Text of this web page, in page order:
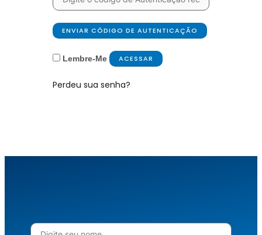
ENVIAR CÓDIGO DE AUTENTICAÇÃO
Lembre-Me ACESSAR
Perdeu sua senha?